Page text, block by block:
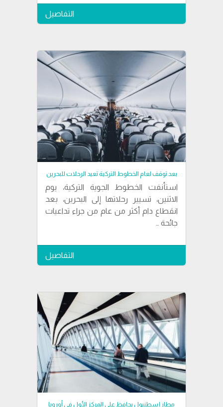
التفاصيل
بعد توقف لعام الخطوط التركية تعيد الرحلات للبحرين
استأنفت الخطوط الجوية التركية، يوم
الاثنين، تسيير رحلاتها إلى البحرين، بعد
انقطاع دام أكثر من عام من جراء تداعيات
جائحة …
التفاصيل
مطار إسطنبول يحافظ على المركز الأول في أوروبا